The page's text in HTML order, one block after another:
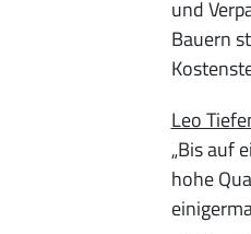
und
Bauern
Leo
„Bis auf
hohe